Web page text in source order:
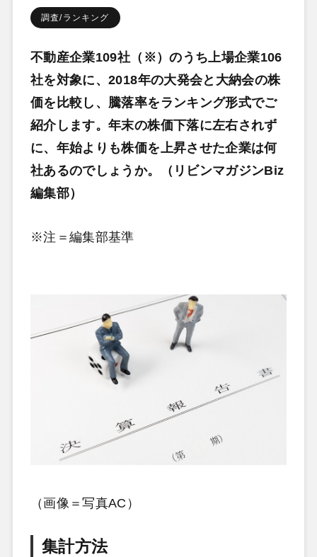
調査/ランキング
不動産企業109社（※）のうち上場企業106
社を対象に、2018年の大発会と大納会の株
価を比較し、騰落率をランキング形式でご
紹介します。年末の株価下落に左右されず
に、年始よりも株価を上昇させた企業は何
社あるのでしょうか。（リビンマガジンBiz
編集部）
※注＝編集部基準
（画像＝写真AC）
集計方法